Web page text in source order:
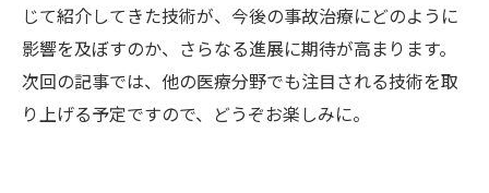
じて紹介してきた技術が、今後の事故治療にどのように
影響を及ぼすのか、さらなる進展に期待が高まります。
次回の記事では、他の医療分野でも注目される技術を取
り上げる予定ですので、どうぞお楽しみに。